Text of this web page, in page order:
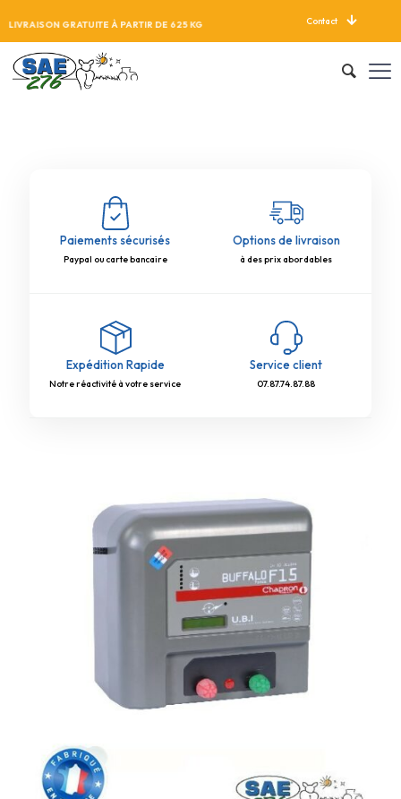
LIVRAISON GRATUITE À PARTIR DE 625 KG Contact
Paiements sécurisés
Paypal ou carte bancaire
Options de livraison
à des prix abordables
Expédition Rapide
Notre réactivité à votre service
Service client
07.87.74.87.88